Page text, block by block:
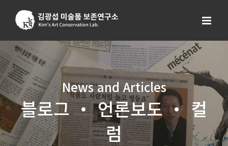
content
News and Articles
블로그 ・ 언론보도 ・ 컬
럼